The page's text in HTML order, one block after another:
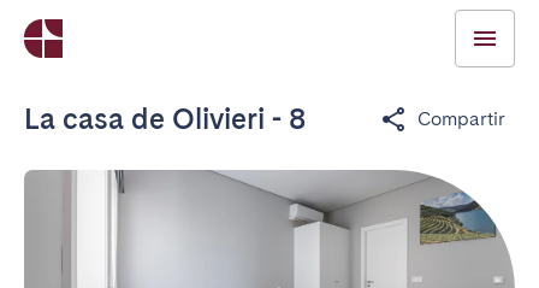
La casa de Olivieri - 8 Compartir